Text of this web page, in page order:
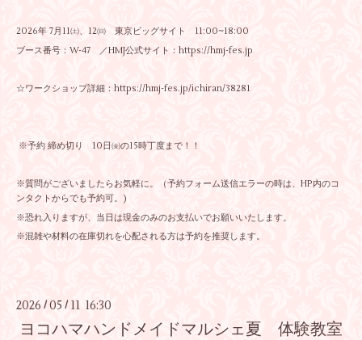
2026年 7月11㈯、12㈰ 東京ビッグサイト 11:00~18:00
ブース番号：W-47 ／HMJ公式サイト： https://hmj-fes.jp
☆ワークショップ詳細： https://hmj-fes.jp/ichiran/38281
※予約 締め切り 10日㈮の15時丁度まで！！
※質問がございましたらお気軽に。（予約フォーム送信エラーの時は、HP内のコ
ンタクトからでも予約可。)
※恐れ入りますが、当日は現金のみのお支払いでお願いいたします。
※混雑や材料の在庫切れを心配される方は予約を推奨します。
2026 / 05 / 11 16:30
ヨコハマハンドメイドマルシェ夏 体験教室